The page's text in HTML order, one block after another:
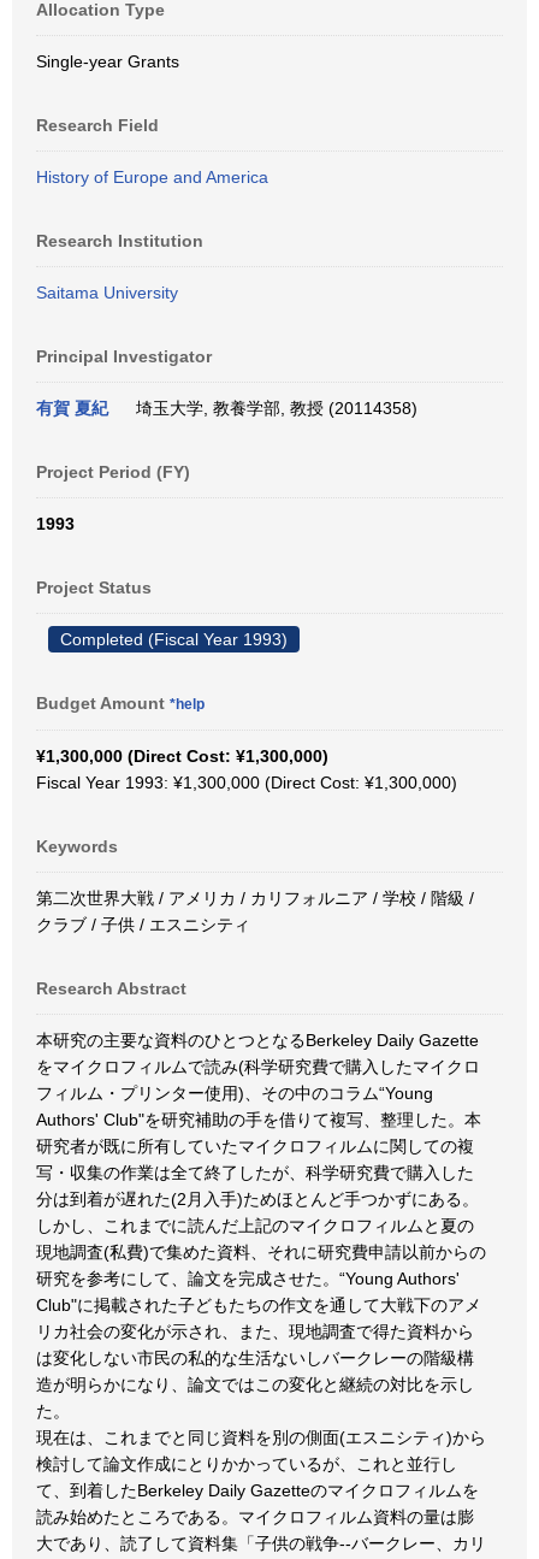
Allocation Type
Single-year Grants
Research Field
History of Europe and America
Research Institution
Saitama University
Principal Investigator
有賀 夏紀 埼玉大学, 教養学部, 教授 (20114358)
Project Period (FY)
1993
Project Status
Completed (Fiscal Year 1993)
Budget Amount *help
¥1,300,000 (Direct Cost: ¥1,300,000)
Fiscal Year 1993: ¥1,300,000 (Direct Cost: ¥1,300,000)
Keywords
第二次世界大戦 / アメリカ / カリフォルニア / 学校 / 階級 /
クラブ / 子供 / エスニシティ
Research Abstract
本研究の主要な資料のひとつとなるBerkeley Daily Gazette
をマイクロフィルムで読み(科学研究費で購入したマイクロ
フィルム・プリンター使用)、その中のコラム“Young
Authors' Club"を研究補助の手を借りて複写、整理した。本
研究者が既に所有していたマイクロフィルムに関しての複
写・収集の作業は全て終了したが、科学研究費で購入した
分は到着が遅れた(2月入手)ためほとんど手つかずにある。
しかし、これまでに読んだ上記のマイクロフィルムと夏の
現地調査(私費)で集めた資料、それに研究費申請以前からの
研究を参考にして、論文を完成させた。“Young Authors'
Club"に掲載された子どもたちの作文を通して大戦下のアメ
リカ社会の変化が示され、また、現地調査で得た資料から
は変化しない市民の私的な生活ないしバークレーの階級構
造が明らかになり、論文ではこの変化と継続の対比を示し
た。
現在は、これまでと同じ資料を別の側面(エスニシティ)から
検討して論文作成にとりかかっているが、これと並行し
て、到着したBerkeley Daily Gazetteのマイクロフィルムを
読み始めたところである。マイクロフィルム資料の量は膨
大であり、読了して資料集「子供の戦争--バークレー、カリ